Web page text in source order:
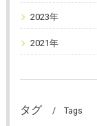
2023年
2021年
タグ Tags